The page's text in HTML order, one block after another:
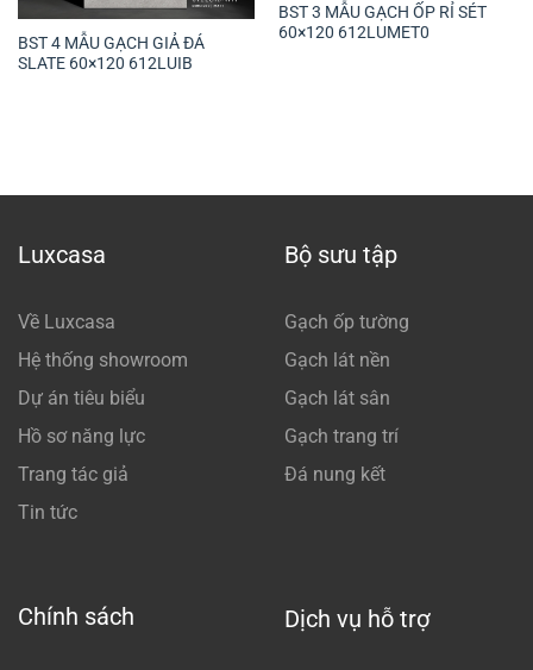
BST 4 MẪU GẠCH GIẢ ĐÁ
SLATE 60×120 612LUIB
BST 3 MẪU GẠCH ỐP RỈ SÉT
60×120 612LUMET0
Luxcasa
Về Luxcasa
Hệ thống showroom
Dự án tiêu biểu
Hồ sơ năng lực
Trang tác giả
Tin tức
Bộ sưu tập
Gạch ốp tường
Gạch lát nền
Gạch lát sân
Gạch trang trí
Đá nung kết
Chính sách Dịch vụ hỗ trợ